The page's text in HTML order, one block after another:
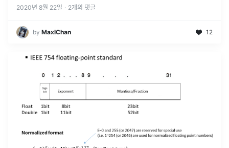
2020년 8월 22일 · 2개의 댓글
by MaxlChan 12